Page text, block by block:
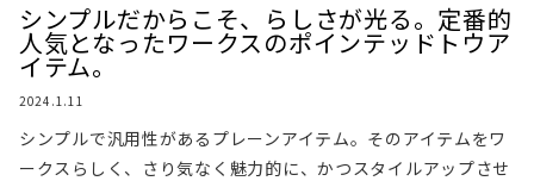
シンプルだからこそ、らしさが光る。定番的
人気となったワークスのポインテッドトウア
イテム。
2024.1.11
シンプルで汎用性があるプレーンアイテム。そのアイテムをワ
ークスらしく、さり気なく魅力的に、かつスタイルアップさせ